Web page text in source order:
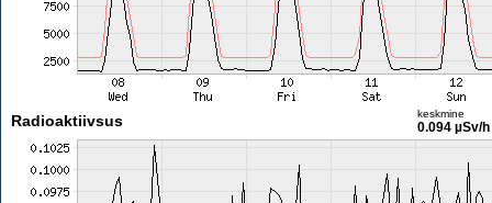
Radioaktiivsus keskmine
0.094 µSv/h